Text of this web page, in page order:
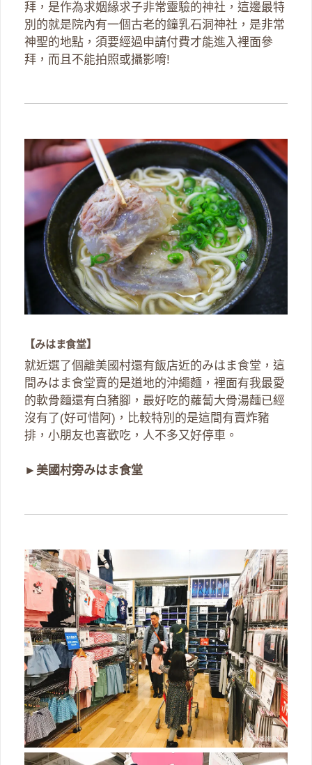
拜，是作為求姻緣求子非常靈驗的神社，這邊最特
別的就是院內有一個古老的鐘乳石洞神社，是非常
神聖的地點，須要經過申請付費才能進入裡面參
拜，而且不能拍照或攝影唷!
【みはま食堂】
就近選了個離美國村還有飯店近的みはま食堂，這
間みはま食堂賣的是道地的沖繩麵，裡面有我最愛
的軟骨麵還有白豬腳，最好吃的蘿蔔大骨湯麵已經
沒有了(好可惜阿)，比較特別的是這間有賣炸豬
排，小朋友也喜歡吃，人不多又好停車。
► 美國村旁みはま食堂